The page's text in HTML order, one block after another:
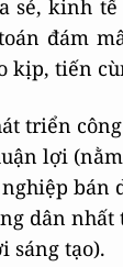
kinh tế
đám
kịp, tiến
triển
lợi
bán
dân
sáng tạo).